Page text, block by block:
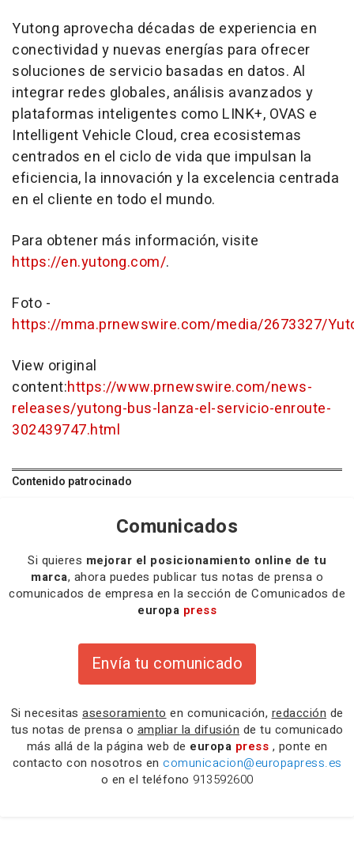
Yutong aprovecha décadas de experiencia en
conectividad y nuevas energías para ofrecer
soluciones de servicio basadas en datos. Al
integrar redes globales, análisis avanzados y
plataformas inteligentes como LINK+, OVAS e
Intelligent Vehicle Cloud, crea ecosistemas
centrados en el ciclo de vida que impulsan la
eficiencia, la innovación y la excelencia centrada
en el cliente en todo el mundo.
Para obtener más información, visite
https://en.yutong.com/.
Foto -
https://mma.prnewswire.com/media/2673327/
View original
content:https://www.prnewswire.com/news-
releases/yutong-bus-lanza-el-servicio-enroute-
302439747.html
Contenido patrocinado
Comunicados
Si quieres mejorar el posicionamiento online de tu
marca, ahora puedes publicar tus notas de prensa o
comunicados de empresa en la sección de Comunicados de
europa press
Envía tu comunicado
Si necesitas asesoramiento en comunicación, redacción de
tus notas de prensa o ampliar la difusión de tu comunicado
más allá de la página web de europa press , ponte en
contacto con nosotros en comunicacion@europapress.es
o en el teléfono 913592600